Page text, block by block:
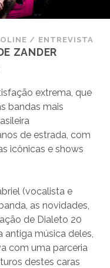
/ ENTREVISTA
ZANDER
extrema, que
bandas mais
de estrada, com
icônicas e shows
(vocalista e
as novidades,
de Dialeto 20
antiga música deles,
com uma parceria
destes caras